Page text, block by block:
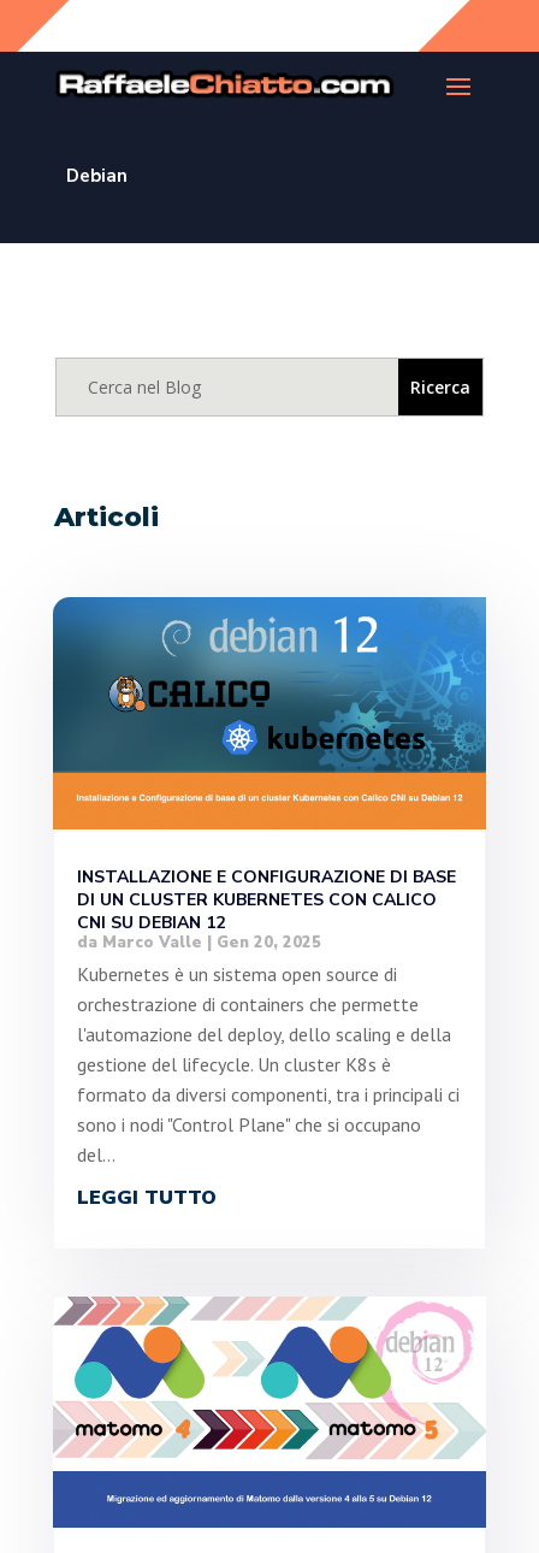
Debian
Articoli
INSTALLAZIONE E CONFIGURAZIONE DI BASE
DI UN CLUSTER KUBERNETES CON CALICO
CNI SU DEBIAN 12
da Marco Valle | Gen 20, 2025
Kubernetes è un sistema open source di
orchestrazione di containers che permette
l'automazione del deploy, dello scaling e della
gestione del lifecycle. Un cluster K8s è
formato da diversi componenti, tra i principali ci
sono i nodi "Control Plane" che si occupano
del...
LEGGI TUTTO